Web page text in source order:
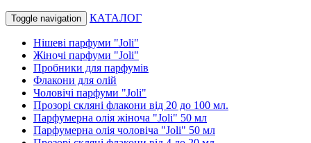
Toggle navigation КАТАЛОГ
Нішеві парфуми "Joli"
Жіночі парфуми "Joli"
Пробники для парфумів
Флакони для олій
Чоловічі парфуми "Joli"
Прозорі скляні флакони від 20 до 100 мл.
Парфумерна олія жіноча "Joli" 50 мл
Парфумерна олія чоловіча "Joli" 50 мл